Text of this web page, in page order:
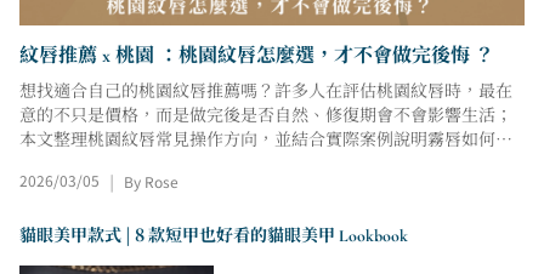
紋唇推薦 x 桃園 ：桃園紋唇怎麼選，才不會做完後悔 ？
想找適合自己的桃園紋唇推薦嗎？許多人在評估桃園紋唇時，最在
意的不只是價格，而是做完後是否自然、修復期會不會影響生活；
本文整理桃園紋唇常見操作方向，並結合實際案例說明霧唇如何調
釐清需求，選擇真正適合自己的桃園紋唇方案。
2026/03/05 By Rose
貓眼美甲款式 | 8 款短甲也好看的貓眼美甲 Lookbook